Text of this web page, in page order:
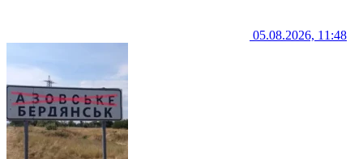
05.08.2026, 11:48